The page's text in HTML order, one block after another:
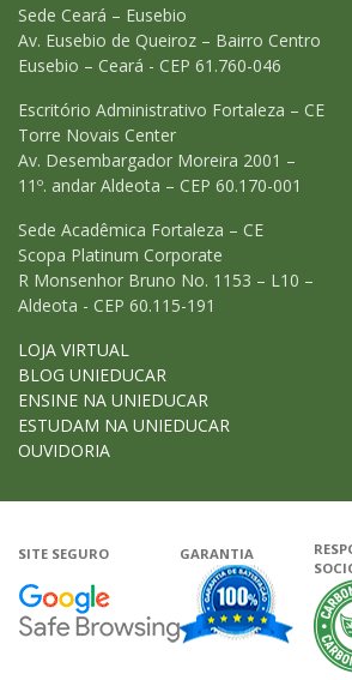
Sede Ceará – Eusebio
Av. Eusebio de Queiroz – Bairro Centro
Eusebio – Ceará - CEP 61.760-046
Escritório Administrativo Fortaleza – CE
Torre Novais Center
Av. Desembargador Moreira 2001 –
11º. andar Aldeota – CEP 60.170-001
Sede Acadêmica Fortaleza – CE
Scopa Platinum Corporate
R Monsenhor Bruno No. 1153 – L10 –
Aldeota - CEP 60.115-191
LOJA VIRTUAL
BLOG UNIEDUCAR
ENSINE NA UNIEDUCAR
ESTUDAM NA UNIEDUCAR
OUVIDORIA
SITE SEGURO
Google -
GARANTIA